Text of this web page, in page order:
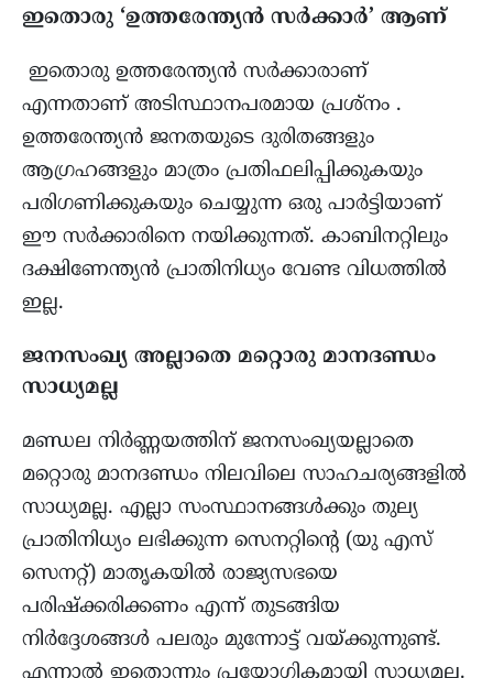
ഇതൊരു ‘ഉത്തരേന്ത്യൻ സർക്കാർ’ ആണ്
ഇതൊരു ഉത്തരേന്ത്യൻ സർക്കാരാണ്
എന്നതാണ് അടിസ്ഥാനപരമായ പ്രശ്നം .
ഉത്തരേന്ത്യൻ ജനതയുടെ ദുരിതങ്ങളും
ആഗ്രഹങ്ങളും മാത്രം പ്രതിഫലിപ്പിക്കുകയും
പരിഗണിക്കുകയും ചെയ്യുന്ന ഒരു പാർട്ടിയാണ്
ഈ സർക്കാരിനെ നയിക്കുന്നത്. കാബിനറ്റിലും
ദക്ഷിണേന്ത്യൻ പ്രാതിനിധ്യം വേണ്ട വിധത്തിൽ
ഇല്ല.
ജനസംഖ്യ അല്ലാതെ മറ്റൊരു മാനദണ്ഡം
സാധ്യമല്ല
മണ്ഡല നിർണ്ണയത്തിന് ജനസംഖ്യയല്ലാതെ
മറ്റൊരു മാനദണ്ഡം നിലവിലെ സാഹചര്യങ്ങളിൽ
സാധ്യമല്ല. എല്ലാ സംസ്ഥാനങ്ങൾക്കും തുല്യ
പ്രാതിനിധ്യം ലഭിക്കുന്ന സെനറ്റിന്റെ (യു എസ്
സെനറ്റ്) മാതൃകയിൽ രാജ്യസഭയെ
പരിഷ്ക്കരിക്കണം എന്ന് തുടങ്ങിയ
നിർദ്ദേശങ്ങൾ പലരും മുന്നോട്ട് വയ്ക്കുന്നുണ്ട്.